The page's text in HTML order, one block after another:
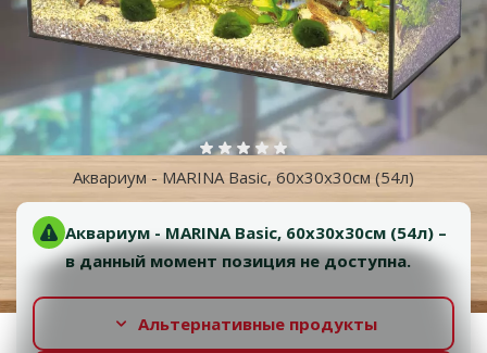
Аквариум - MARINA Basic, 60x30x30см (54л)
Оценка 0%
Аквариум - MARINA Basic, 60x30x30см (54л) –
в данный момент позиция не доступна.
Альтернативные продукты